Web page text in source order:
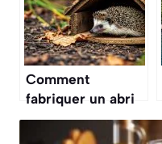
Comment
fabriquer un abri
pour les hérissons
dans son jardin